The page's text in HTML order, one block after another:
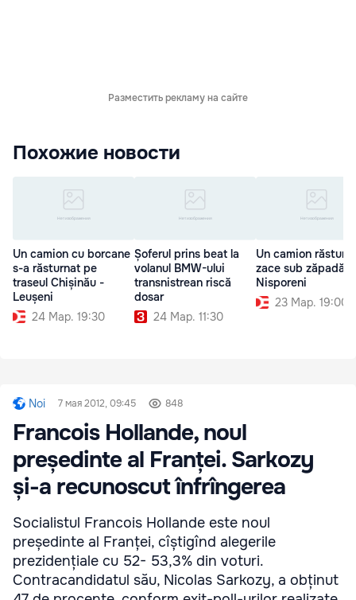
Разместить рекламу на сайте
Похожие новости
Un camion cu borcane
s-a răsturnat pe
traseul Chișinău -
Leușeni
24 Мар. 19:30
Șoferul prins beat la
volanul BMW-ului
transnistrean riscă
dosar
24 Мар. 11:30
Un camion
zace sub zăpadă la
Nisporeni
23 Мар. 19:00
Noi 7 мая 2012, 09:45 848
Francois Hollande, noul
președinte al Franței. Sarkozy
și-a recunoscut înfrîngerea
Socialistul Francois Hollande este noul
președinte al Franței, cîștigînd alegerile
prezidențiale cu 52- 53,3% din voturi.
Contracandidatul său, Nicolas Sarkozy, a obținut